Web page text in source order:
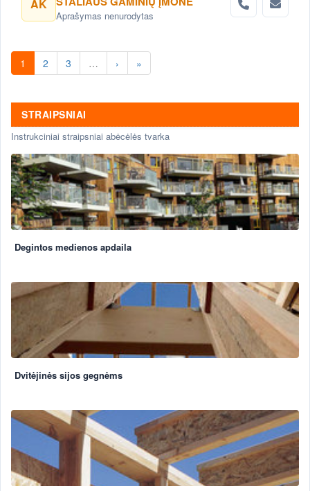
AK
Aprašymas nenurodytas
1 2 3 … › »
STRAIPSNIAI
Instrukciniai straipsniai abėcėlės tvarka
Degintos medienos apdaila
Dvitėjinės sijos gegnėms